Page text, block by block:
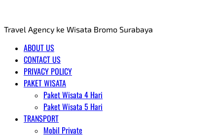
Travel Agency ke Wisata Bromo Surabaya
ABOUT US
CONTACT US
PRIVACY POLICY
PAKET WISATA
Paket Wisata 4 Hari
Paket Wisata 5 Hari
TRANSPORT
Mobil Private